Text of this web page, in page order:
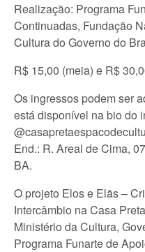
Realização: Programa
Continuadas, Fundação
Cultura do Governo do
R$ 15,00 (meia) e R$
Os ingressos podem ser
está disponível na bio do
End.: R. Areal de Cima,
BA.
O projeto Elos e Elãs –
Intercâmbio na Casa
Ministério da Cultura,
Programa Funarte de